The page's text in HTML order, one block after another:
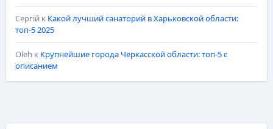
Сергійк Какой лучший санаторий в Харьковской области:
топ-5 2025
Oleh к Крупнейшие города Черкасской области: топ-5 с
описанием